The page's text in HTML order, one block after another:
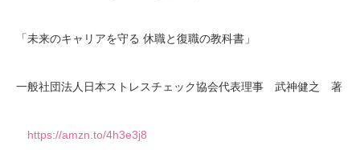
「未来のキャリアを守る 休職と復職の教科書」
一般社団法人日本ストレスチェック協会代表理事 武神健之 著
https://amzn.to/4h3e3j8